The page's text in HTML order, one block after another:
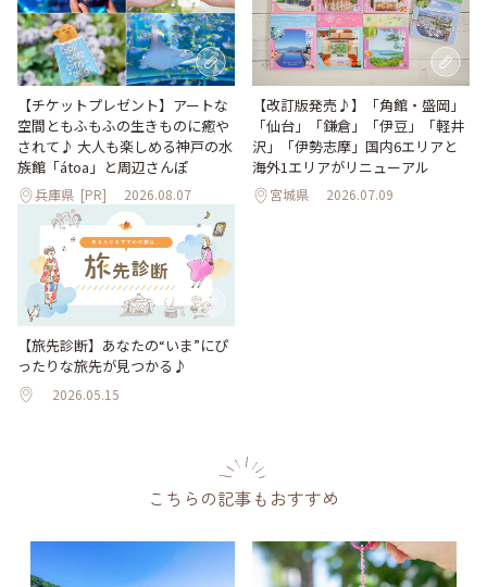
【チケットプレゼント】アートな
空間ともふもふの生きものに癒や
されて♪ 大人も楽しめる神戸の水
族館「átoa」と周辺さんぽ
兵庫県 [PR] 2026.08.07
【改訂版発売♪】「角館・盛岡」
「仙台」「鎌倉」「伊豆」「軽井
沢」「伊勢志摩」国内6エリアと
海外1エリアがリニューアル
宮城県 2026.07.09
【旅先診断】あなたの“いま”にぴ
ったりな旅先が見つかる♪
2026.05.15
こちらの記事もおすすめ